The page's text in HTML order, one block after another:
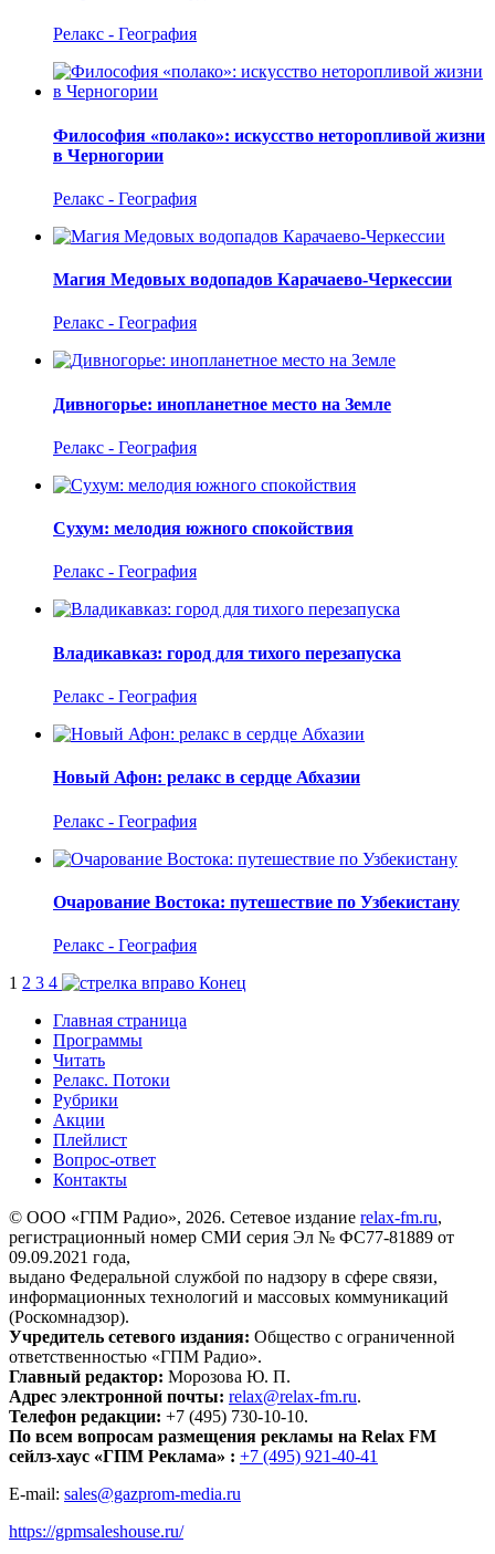
Релакс - География
Философия «полако»: искусство неторопливой жизни
в Черногории
Релакс - География
Магия Медовых водопадов Карачаево-Черкессии
Релакс - География
Дивногорье: инопланетное место на Земле
Релакс - География
Сухум: мелодия южного спокойствия
Релакс - География
Владикавказ: город для тихого перезапуска
Релакс - География
Новый Афон: релакс в сердце Абхазии
Релакс - География
Очарование Востока: путешествие по Узбекистану
Релакс - География
1 2 3 4
Конец
Главная страница
Программы
Читать
Релакс. Потоки
Рубрики
Акции
Плейлист
Вопрос-ответ
Контакты
© ООО «ГПМ Радио», 2026. Сетевое издание relax-fm.ru,
регистрационный номер СМИ серия Эл № ФС77-81889 от
09.09.2021 года,
выдано Федеральной службой по надзору в сфере связи,
информационных технологий и массовых коммуникаций
(Роскомнадзор).
Учредитель сетевого издания: Общество с ограниченной
ответственностью «ГПМ Радио».
Главный редактор: Морозова Ю. П.
Адрес электронной почты: relax@relax-fm.ru.
Телефон редакции: +7 (495) 730-10-10.
По всем вопросам размещения рекламы на Relax FM
сейлз-хаус «ГПМ Реклама» : +7 (495) 921-40-41
E-mail: sales@gazprom-media.ru
https://gpmsaleshouse.ru/